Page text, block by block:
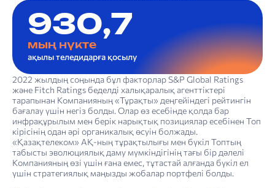
930,7
мың нүкте
ақылы теледидарға қосылу
2022 жылдың соңында бұл факторлар S&P Global Ratings
және Fitch Ratings беделді халықаралық агенттіктері
тарапынан Компанияның «Тұрақты» деңгейіндегі рейтингін
бағалау үшін негіз болды. Олар өз есебінде қолда бар
инфрақұрылым мен берік нарықтық позициялар есебінен Топ
кірісінің одан әрі органикалық өсуін болжады.
«Қазақтелеком» АҚ-ның тұрақтылығы мен бүкіл Топтың
табысты эволюциялық даму мүмкіндігінің тағы бір дәлелі
Компанияның өзі үшін ғана емес, тұтастай алғанда бүкіл ел
үшін стратегиялық маңызды жобалар портфелі болды.